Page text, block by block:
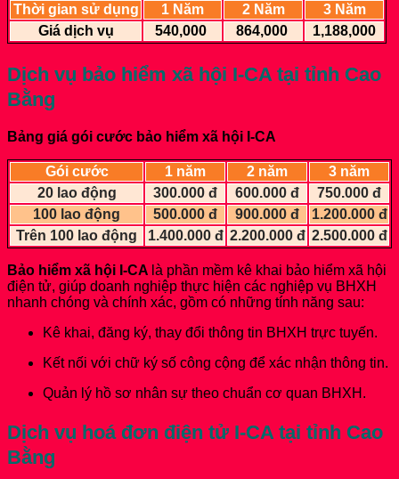
Thời gian sử dụng 1 Năm 2 Năm
3 Năm
Giá dịch vụ
540,000 864,000 1,188,000
Dịch vụ bảo hiểm xã hội I-CA tại tỉnh Cao
Bằng
Bảng giá gói cước bảo hiểm xã hội I-CA
Gói cước 1 năm 2 năm
3 năm
20 lao động
300.000 đ 600.000 đ
750.000 đ
100 lao động
500.000 đ 900.000 đ
1.200.000 đ
Trên 100 lao động
1.400.000 đ 2.200.000 đ 2.500.000 đ
Bảo hiểm xã hội I-CA là phần mềm kê khai bảo hiểm xã hội
điện tử, giúp doanh nghiệp thực hiện các nghiệp vụ BHXH
nhanh chóng và chính xác, gồm có những tính năng sau:
Kê khai, đăng ký, thay đổi thông tin BHXH trực tuyến.
Kết nối với chữ ký số công cộng để xác nhận thông tin.
Quản lý hồ sơ nhân sự theo chuẩn cơ quan BHXH.
Dịch vụ hoá đơn điện tử I-CA tại tỉnh Cao
Bằng